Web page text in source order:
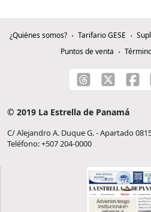
¿Quiénes somos? Tarifario GESE
Puntos de venta
© 2019 La Estrella de Panamá
C/ Alejandro A. Duque G. - Apartado
Teléfono: +507 204-0000